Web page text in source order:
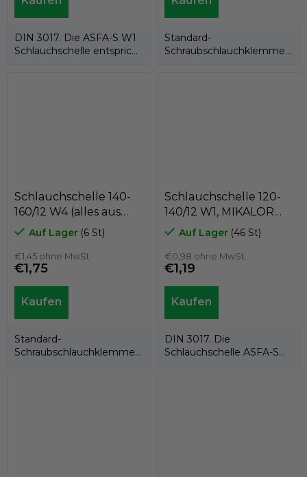
DIN 3017. Die ASFA-S W1
Schlauchschelle entspricht
Standard-
Schraubschlauchklemme
Schlauchschelle 140-
160/12 W4 (alles aus
Edelstahl AISI 304),
GeTech GX140
Auf Lager (6 St)
€1,45 ohne MwSt.
€1,75
Standard-
Schraubschlauchklemme
Schlauchschelle 120-
140/12 W1, MIKALOR
ASFA-S 03009014
Auf Lager (46 St)
€0,98 ohne MwSt.
€1,19
DIN 3017. Die
Schlauchschelle ASFA-S